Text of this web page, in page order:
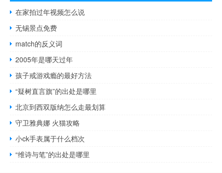
在家拍过年视频怎么说
无锡景点免费
match的反义词
2005年是哪天过年
孩子戒游戏瘾的最好方法
“疑树直言旗”的出处是哪里
北京到西双版纳怎么走最划算
守卫雅典娜 火猫攻略
小ck手表属于什么档次
“维诗与笔”的出处是哪里